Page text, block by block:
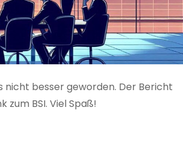
nicht besser geworden. Der Bericht
zum BSI. Viel Spaß!